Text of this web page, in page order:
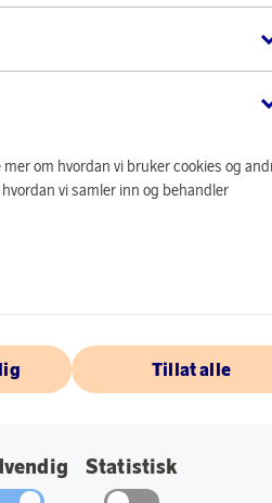
mer om hvordan vi bruker cookies og
vi samler inn og behandler
Tillat alle
Statistisk